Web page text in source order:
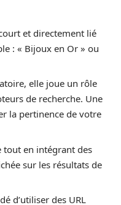
et directement lié
: « Bijoux en Or » ou
elle joue un rôle
de recherche. Une
la pertinence de votre
tout en intégrant des
sur les résultats de
d’utiliser des URL